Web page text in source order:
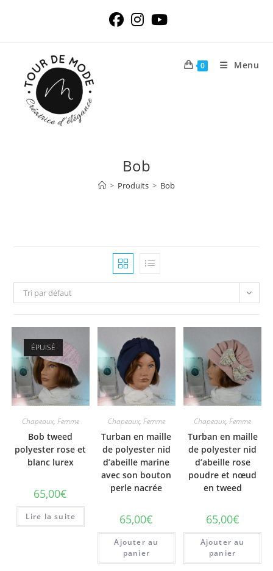
0 Menu
Bob
> Produits > Bob
Tri par défaut
ÉPUISÉ
Chapeaux, Femme
Bob tweed
polyester rose et
blanc lurex
65,00€
Lire la suite
Chapeaux, Femme
Turban en maille
de polyester nid
d’abeille marine
avec son bouton
perle nacrée
65,00€
Ajouter au
panier
Chapeaux,Femme
Turban en maille
de polyester nid
d’abeille rose
poudre et nœud
en tweed
65,00€
Ajouter au
panier